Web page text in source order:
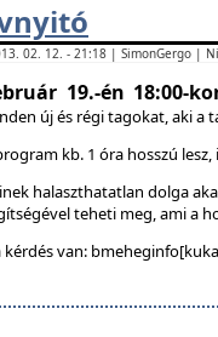
02. 12. - 21:18 | SimonGergo |
19.-én 18:00-
új és régi tagokat, aki a
kb. 1 óra hosszú
halaszthatatlan dolga
teheti meg, ami a
kérdés van: